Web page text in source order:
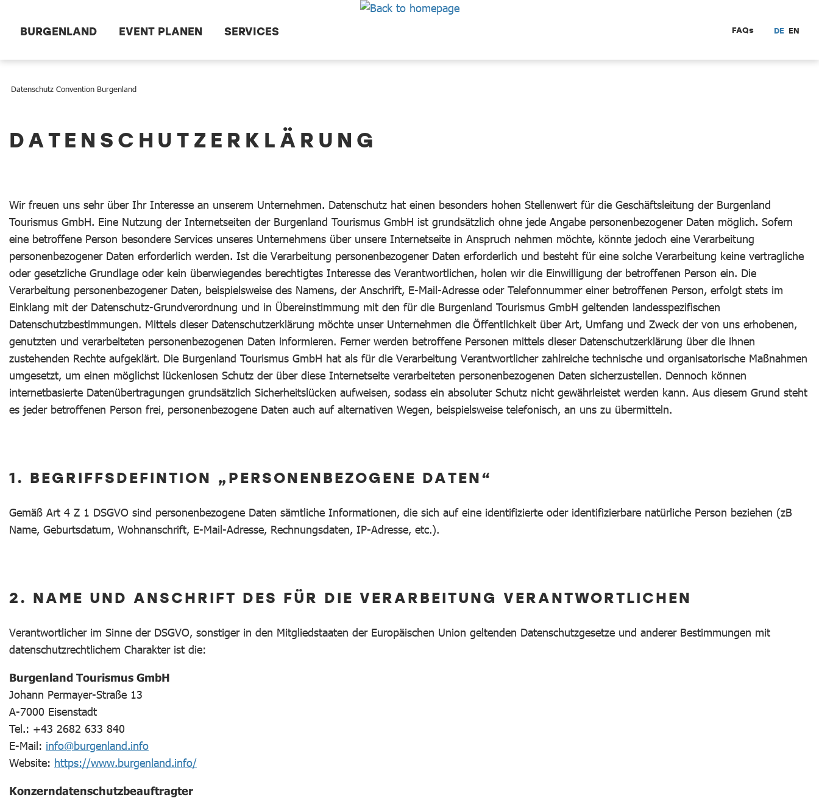
BURGENLAND EVENT PLANEN SERVICES FAQs DE EN
Datenschutz Convention Burgenland
Datenschutz Convention Burgenland
DATENSCHUTZERKLÄRUNG
Wir freuen uns sehr über Ihr Interesse an unserem Unternehmen. Datenschutz hat einen besonders hohen Stellenwert für die Geschäftsleitung der Burgenland
Tourismus GmbH. Eine Nutzung der Internetseiten der Burgenland Tourismus GmbH ist grundsätzlich ohne jede Angabe personenbezogener Daten möglich. Sofern
eine betroffene Person besondere Services unseres Unternehmens über unsere Internetseite in Anspruch nehmen möchte, könnte jedoch eine Verarbeitung
personenbezogener Daten erforderlich werden. Ist die Verarbeitung personenbezogener Daten erforderlich und besteht für eine solche Verarbeitung keine vertragliche
oder gesetzliche Grundlage oder kein überwiegendes berechtigtes Interesse des Verantwortlichen, holen wir die Einwilligung der betroffenen Person ein. Die
Verarbeitung personenbezogener Daten, beispielsweise des Namens, der Anschrift, E-Mail-Adresse oder Telefonnummer einer betroffenen Person, erfolgt stets im
Einklang mit der Datenschutz-Grundverordnung und in Übereinstimmung mit den für die Burgenland Tourismus GmbH geltenden landesspezifischen
Datenschutzbestimmungen. Mittels dieser Datenschutzerklärung möchte unser Unternehmen die Öffentlichkeit über Art, Umfang und Zweck der von uns erhobenen,
genutzten und verarbeiteten personenbezogenen Daten informieren. Ferner werden betroffene Personen mittels dieser Datenschutzerklärung über die ihnen
zustehenden Rechte aufgeklärt. Die Burgenland Tourismus GmbH hat als für die Verarbeitung Verantwortlicher zahlreiche technische und organisatorische Maßnahmen
umgesetzt, um einen möglichst lückenlosen Schutz der über diese Internetseite verarbeiteten personenbezogenen Daten sicherzustellen. Dennoch können
internetbasierte Datenübertragungen grundsätzlich Sicherheitslücken aufweisen, sodass ein absoluter Schutz nicht gewährleistet werden kann. Aus diesem Grund steht
es jeder betroffenen Person frei, personenbezogene Daten auch auf alternativen Wegen, beispielsweise telefonisch, an uns zu übermitteln.
1. BEGRIFFSDEFINTION „PERSONENBEZOGENE DATEN“
Gemäß Art 4 Z 1 DSGVO sind personenbezogene Daten sämtliche Informationen, die sich auf eine identifizierte oder identifizierbare natürliche Person beziehen (zB
Name, Geburtsdatum, Wohnanschrift, E-Mail-Adresse, Rechnungsdaten, IP-Adresse, etc.).
2. NAME UND ANSCHRIFT DES FÜR DIE VERARBEITUNG VERANTWORTLICHEN
Verantwortlicher im Sinne der DSGVO, sonstiger in den Mitgliedstaaten der Europäischen Union geltenden Datenschutzgesetze und anderer Bestimmungen mit
datenschutzrechtlichem Charakter ist die:
Burgenland Tourismus GmbH
Johann Permayer-Straße 13
A-7000 Eisenstadt
Tel.: +43 2682 633 840
E-Mail: info@burgenland.info
Website: https://www.burgenland.info/
Konzerndatenschutzbeauftragter